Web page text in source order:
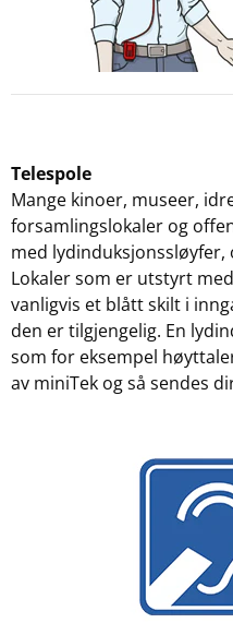
Telespole
Mange kinoer, museer,
forsamlingslokaler og
med
Lokaler som er utstyrt
vanligvis et blått skilt i
den er tilgjengelig. En
som for eksempel
av miniTek og så sendes